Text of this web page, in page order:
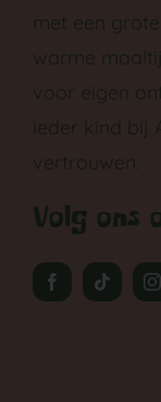
met een
warme
voor eigen
ieder kind bij
vertrouwen.
Volg ons